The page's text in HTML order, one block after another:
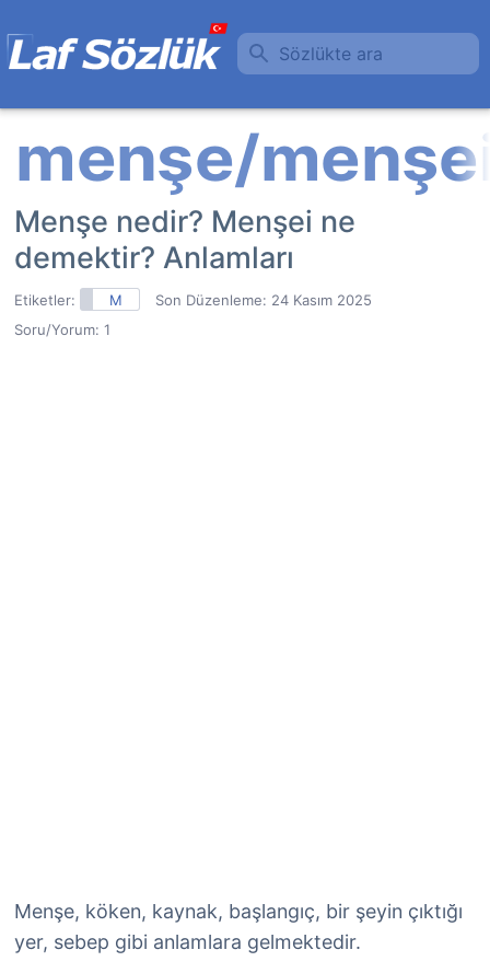
Sözlükte ara
Menşe nedir? Menşei ne
demektir? Anlamları
Etiketler: M Son Düzenleme: 24 Kasım 2025
Soru/Yorum: 1
Menşe, köken, kaynak, başlangıç, bir şeyin çıktığı
yer, sebep gibi anlamlara gelmektedir.